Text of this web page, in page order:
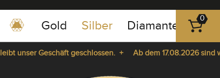
0351
-
43
Gold Silber Diamanten
0
unser Geschäft geschlossen. +
Ab dem 17.08.2026 sind